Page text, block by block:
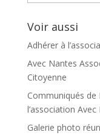
par
catégorie
Voir aussi
Adhérer à
Avec Nantes
Citoyenne
Communiqués
l’association Avec
Galerie photo